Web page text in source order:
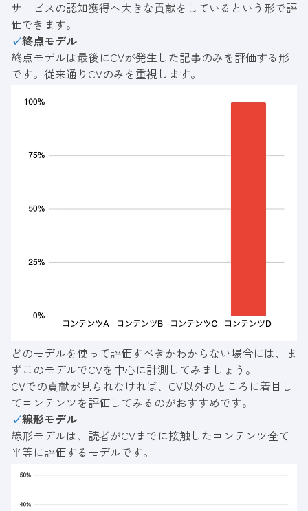
サービスの認知獲得へ大きな貢献をしているという形で評
価できます。
✓終点モデル
終点モデルは最後にCVが発生した記事のみを評価する形
です。従来通りCVのみを重視します。
どのモデルを使って評価すべきかわからない場合には、ま
ずこのモデルでCVを中心に計測してみましょう。
CVでの貢献が見られなければ、CV以外のところに着目し
てコンテンツを評価してみるのがおすすめです。
✓線形モデル
線形モデルは、読者がCVまでに接触したコンテンツ全て
平等に評価するモデルです。